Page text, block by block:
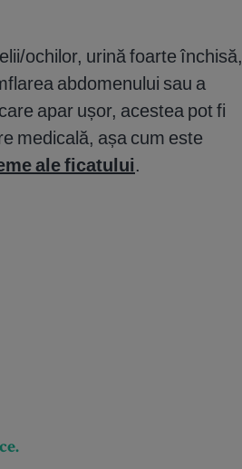
ochilor, urină foarte închisă,
abdomenului sau a
apar ușor, acestea pot fi
medicală, așa cum este
ale ficatului.